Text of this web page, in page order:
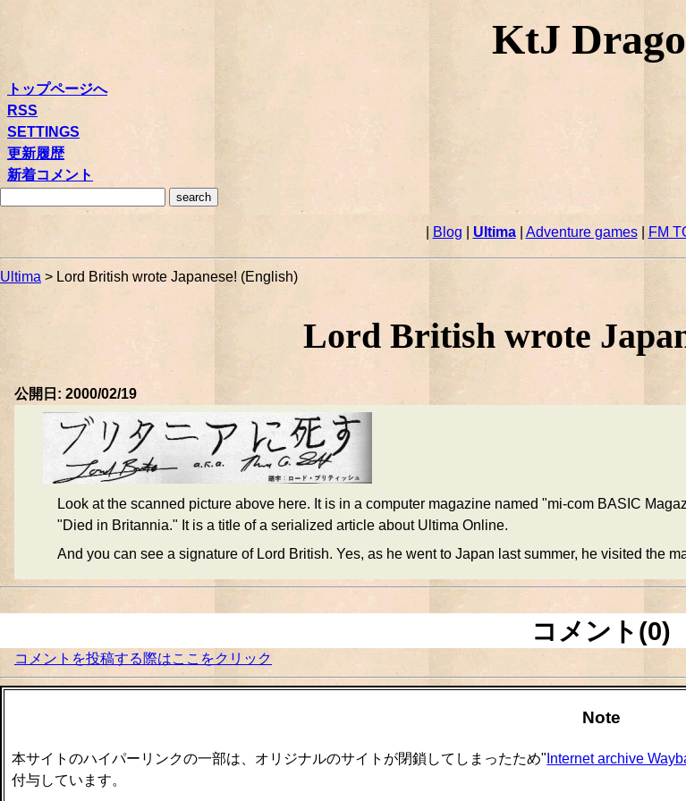
KtJ
トップページへ
RSS
SETTINGS
更新履歴
新着コメント
Blog Ultima| Adventure games| FM
Ultima > Lord British wrote Japanese! (English)
Lord British wrote
公開日: 2000/02/19
Look at the scanned picture above here. It is in a computer magazine named "mi-com BASIC
"Died in Britannia." It is a title of a serialized article about Ultima Online.
And you can see a signature of Lord British. Yes, as he went to Japan last summer, he visited the
コメント(0)
コメントを投稿する際はここをクリック
Note
本サイトのハイパーリンクの一部は、オリジナルのサイトが閉鎖してしまったため" Internet archive
付与しています。